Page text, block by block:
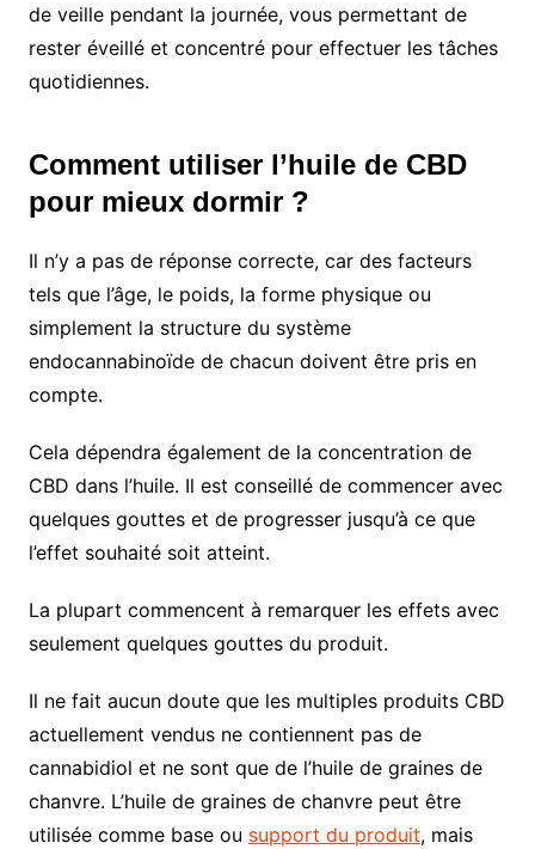
de veille pendant la journée, vous permettant de
rester éveillé et concentré pour effectuer les tâches
quotidiennes.
Comment utiliser l’huile de CBD
pour mieux dormir ?
Il n’y a pas de réponse correcte, car des facteurs
tels que l’âge, le poids, la forme physique ou
simplement la structure du système
endocannabinoïde de chacun doivent être pris en
compte.
Cela dépendra également de la concentration de
CBD dans l’huile. Il est conseillé de commencer avec
quelques gouttes et de progresser jusqu’à ce que
l’effet souhaité soit atteint.
La plupart commencent à remarquer les effets avec
seulement quelques gouttes du produit.
Il ne fait aucun doute que les multiples produits CBD
actuellement vendus ne contiennent pas de
cannabidiol et ne sont que de l’huile de graines de
chanvre. L’huile de graines de chanvre peut être
utilisée comme base ou support du produit, mais